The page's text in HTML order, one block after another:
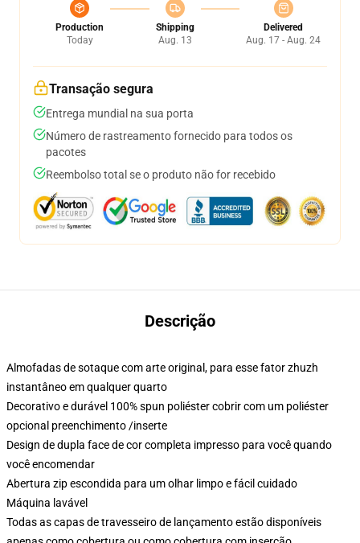
Production
Today
Shipping
Aug. 13
Delivered
Aug. 17 - Aug. 24
Transação segura
Entrega mundial na sua porta
Número de rastreamento fornecido para todos os
pacotes
Reembolso total se o produto não for recebido
Descrição
Almofadas de sotaque com arte original, para esse fator zhuzh
instantâneo em qualquer quarto
Decorativo e durável 100% spun poliéster cobrir com um poliéster
opcional preenchimento /inserte
Design de dupla face de cor completa impresso para você quando
você encomendar
Abertura zip escondida para um olhar limpo e fácil cuidado
Máquina lavável
Todas as capas de travesseiro de lançamento estão disponíveis